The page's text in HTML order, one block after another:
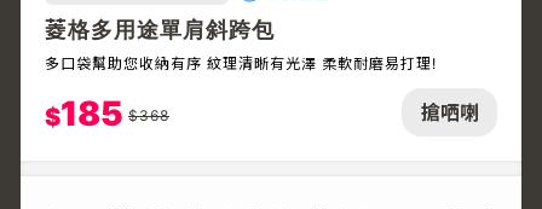
搶哂喇
菱格多用途單肩斜跨包
多口袋幫助您收納有序 紋理清晰有光澤 柔軟耐磨易打理!
$185 $368